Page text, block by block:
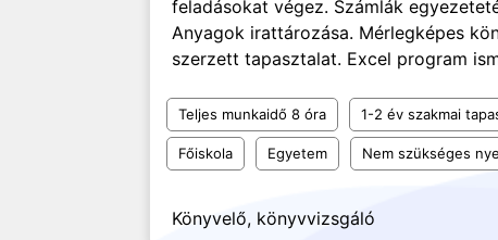
feladásokat végez. Számlák
Anyagok irattározása. Mérlegképes
szerzett tapasztalat. Excel program
Teljes munkaidő 8 óra 1-2 év szakmai
Főiskola Egyetem Nem szükséges
Könyvelő, könyvvizsgáló